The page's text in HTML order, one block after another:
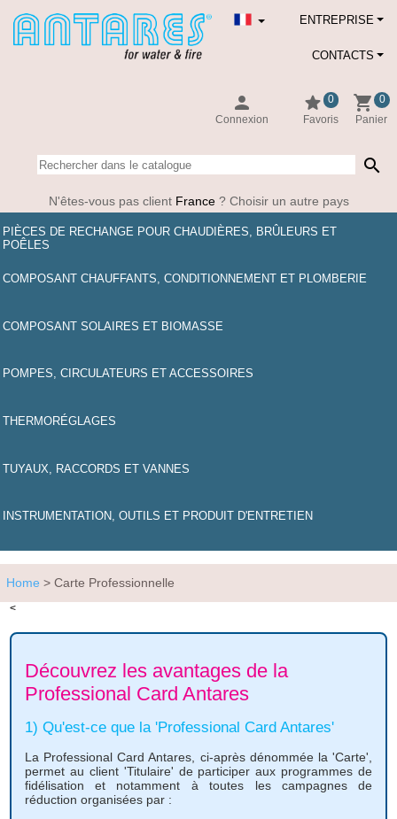
ENTREPRISE
person
Connexion
star 0
Favoris
shopping_cart 0
Panier
CONTACTS
search
N'êtes-vous pas client France? Choisir un autre pays
PIÈCES DE RECHANGE POUR CHAUDIÈRES, BRÛLEURS ET
POÊLES
COMPOSANT CHAUFFANTS, CONDITIONNEMENT ET PLOMBERIE
COMPOSANT SOLAIRES ET BIOMASSE
POMPES, CIRCULATEURS ET ACCESSOIRES
THERMORÉGLAGES
TUYAUX, RACCORDS ET VANNES
INSTRUMENTATION, OUTILS ET PRODUIT D'ENTRETIEN
Home > Carte Professionnelle
<
Découvrez les avantages de la
Professional Card Antares
1) Qu'est-ce que la 'Professional Card Antares'
La Professional Card Antares, ci-après dénommée la 'Carte',
permet au client 'Titulaire' de participer aux programmes de
fidélisation et notamment à toutes les campagnes de
réduction organisées par :